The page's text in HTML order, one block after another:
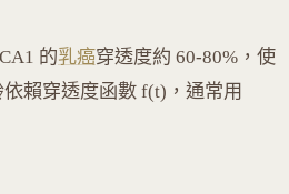
的乳癌穿透度約 60-80%，使
賴穿透度函數 f(t)，通常用